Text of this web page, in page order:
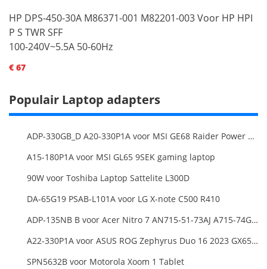
HP DPS-450-30A M86371-001 M82201-003 Voor HP HPI
P S TWR SFF
100-240V~5.5A 50-60Hz
€ 67
Populair Laptop adapters
ADP-330GB_D A20-330P1A voor MSI GE68 Raider Power Supply
A15-180P1A voor MSI GL65 9SEK gaming laptop
90W voor Toshiba Laptop Sattelite L300D
DA-65G19 PSAB-L101A voor LG X-note C500 R410
ADP-135NB B voor Acer Nitro 7 AN715-51-73AJ A715-74G-52B0 Notebook
A22-330P1A voor ASUS ROG Zephyrus Duo 16 2023 GX650PY
SPN5632B voor Motorola Xoom 1 Tablet